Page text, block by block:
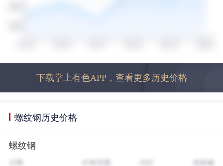
下载掌上有色APP，查看更多历史价格
螺纹钢历史价格
螺纹钢